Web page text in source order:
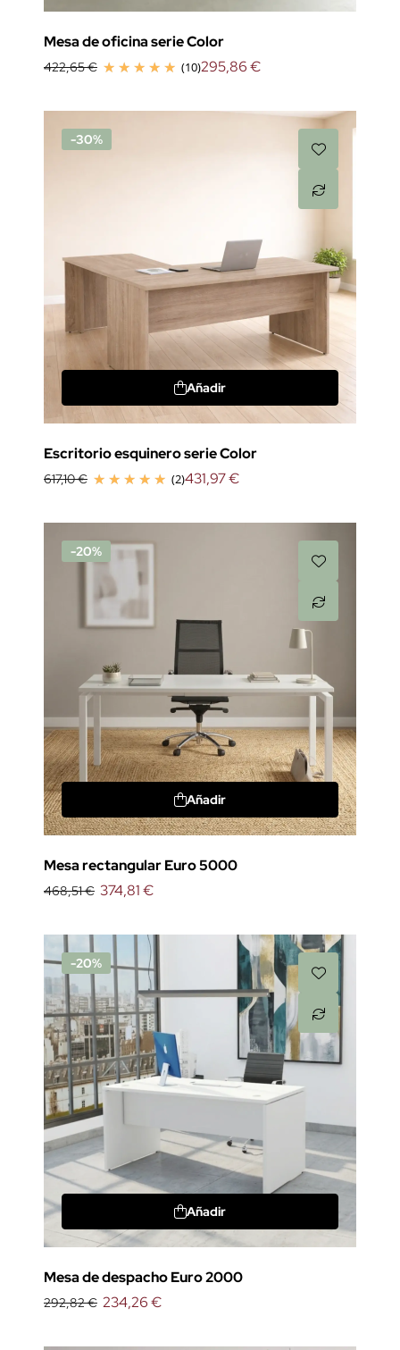
Mesa de oficina serie Color
422,65 € (10)295,86 €
-30%
Añadir
Escritorio esquinero serie Color
617,10 € (2)431,97 €
-20%
Añadir
Mesa rectangular Euro 5000
468,51 € 374,81 €
-20%
Añadir
Mesa de despacho Euro 2000
292,82 € 234,26 €